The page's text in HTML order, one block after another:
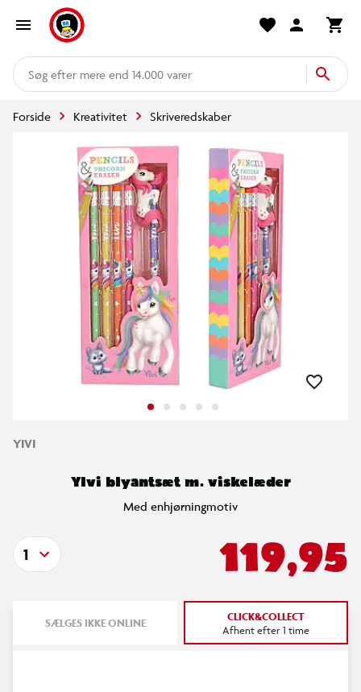
mere end 14.000 varer
Forside Kreativitet Skriveredskaber
YIVI
Ylvi blyantsæt m. viskelæder
Med enhjørningmotiv
119,95
1
SÆLGES IKKE ONLINE CLICK&COLLECT
Afhent efter 1 time